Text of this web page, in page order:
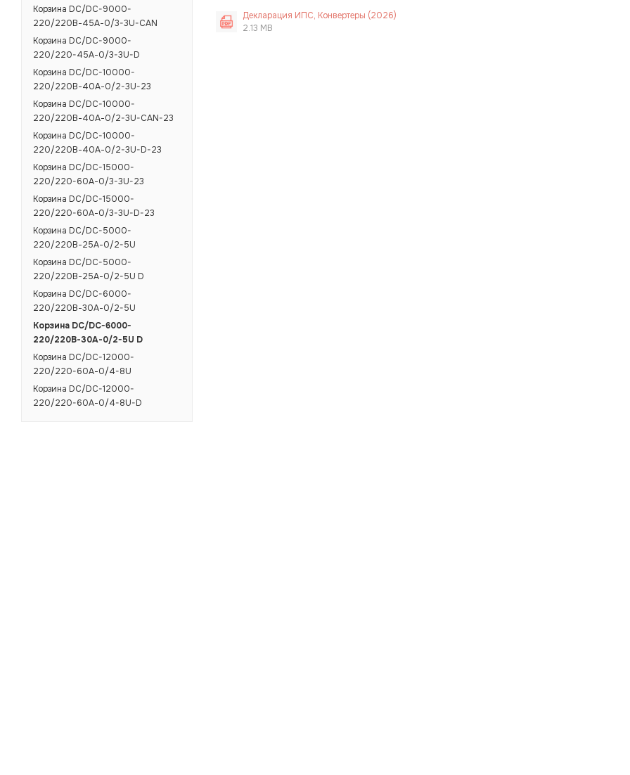
Декларация ИПС, Конвертеры (2026)
2.13 MB
Корзина DC/DC-9000-
220/220В-45А-0/3-3U-CAN
Корзина DC/DC-9000-
220/220-45А-0/3-3U-D
Корзина DC/DC-10000-
220/220В-40А-0/2-3U-23
Корзина DC/DC-10000-
220/220В-40А-0/2-3U-CAN-23
Корзина DC/DC-10000-
220/220В-40А-0/2-3U-D-23
Корзина DC/DC-15000-
220/220-60А-0/3-3U-23
Корзина DC/DC-15000-
220/220-60А-0/3-3U-D-23
Корзина DC/DC-5000-
220/220В-25А-0/2-5U
Корзина DC/DC-5000-
220/220В-25А-0/2-5U D
Корзина DC/DC-6000-
220/220В-30А-0/2-5U
Корзина DC/DC-6000-
220/220В-30А-0/2-5U D
Корзина DC/DC-12000-
220/220-60А-0/4-8U
Корзина DC/DC-12000-
220/220-60А-0/4-8U-D